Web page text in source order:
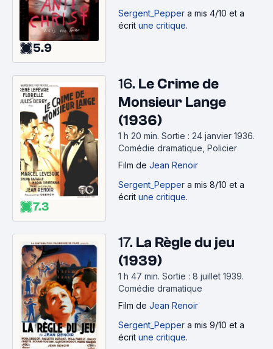
5.9
Sergent_Pepper a mis 4/10 et a
écrit une critique.
7.3
16. Le Crime de
Monsieur Lange
(1936)
1 h 20 min. Sortie : 24 janvier 1936.
Comédie dramatique, Policier
Film de Jean Renoir
Sergent_Pepper a mis 8/10 et a
écrit une critique.
17. La Règle du jeu
(1939)
1 h 47 min. Sortie : 8 juillet 1939.
Comédie dramatique
Film de Jean Renoir
Sergent_Pepper a mis 9/10 et a
écrit une critique.